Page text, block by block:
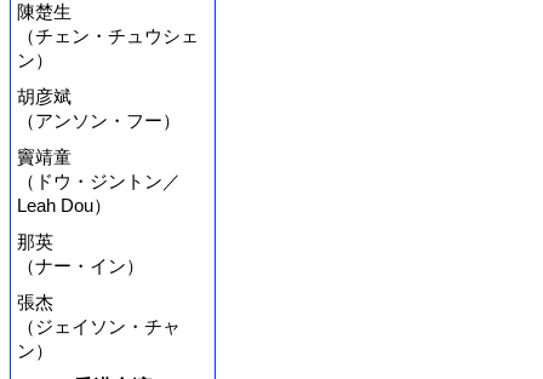
陳楚生
（チェン・チュウシェ
ン）
胡彦斌
（アンソン・フー）
竇靖童
（ドウ・ジントン／
Leah Dou）
那英
（ナー・イン）
張杰
（ジェイソン・チャ
ン）